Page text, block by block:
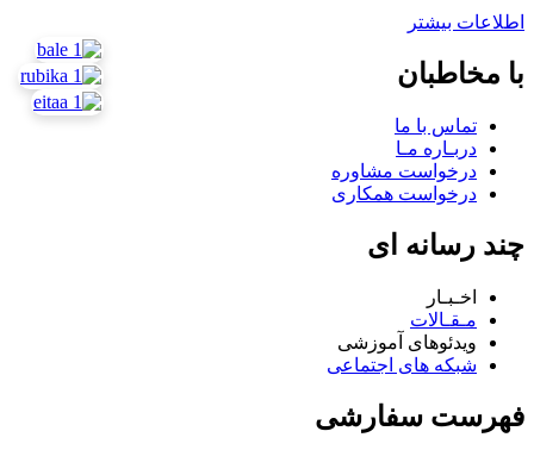
اطلاعات بیشتر
با مخاطبان
تماس با ما
دربـاره مـا
درخواست مشاوره
درخواست همکاری
چند رسانه ای
اخـبـار
مـقـالات
ویدئوهای آموزشی
شبکه های اجتماعی
فهرست سفارشی